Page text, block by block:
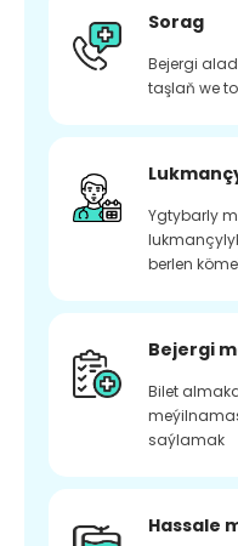
Sorag
Bejergi
taşlaň we
Ygtybarly
berlen
Bejergi
Bilet
saýlamak
Hassale